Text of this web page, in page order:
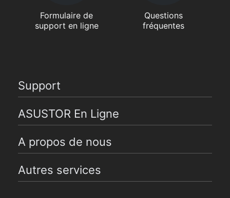
Formulaire de
support en ligne
Questions
fréquentes
Support
ASUSTOR En Ligne
A propos de nous
Autres services